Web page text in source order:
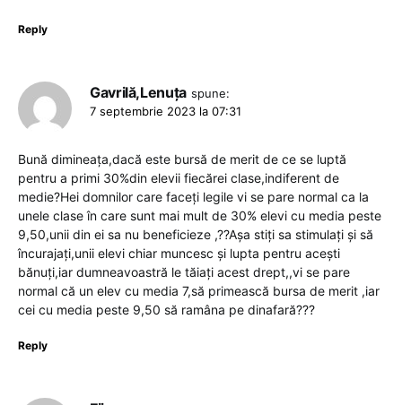
Reply
Gavrilă,Lenuța spune:
7 septembrie 2023 la 07:31
Bună dimineața,dacă este bursă de merit de ce se luptă
pentru a primi 30%din elevii fiecărei clase,indiferent de
medie?Hei domnilor care faceți legile vi se pare normal ca la
unele clase în care sunt mai mult de 30% elevi cu media peste
9,50,unii din ei sa nu beneficieze ,??Așa stiți sa stimulați și să
încurajați,unii elevi chiar muncesc și lupta pentru acești
bănuți,iar dumneavoastră le tăiați acest drept,,vi se pare
normal că un elev cu media 7,să primească bursa de merit ,iar
cei cu media peste 9,50 să ramâna pe dinafară???
Reply